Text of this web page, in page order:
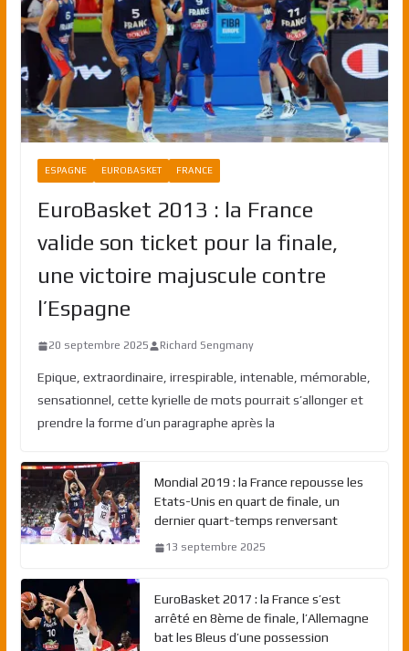
ESPAGNE EUROBASKET FRANCE
EuroBasket 2013 : la France
valide son ticket pour la finale,
une victoire majuscule contre
l’Espagne
20 septembre 2025 Richard Sengmany
Epique, extraordinaire, irrespirable, intenable, mémorable,
sensationnel, cette kyrielle de mots pourrait s’allonger et
prendre la forme d’un paragraphe après la
Mondial 2019 : la France repousse les
Etats-Unis en quart de finale, un
dernier quart-temps renversant
13 septembre 2025
EuroBasket 2017 : la France s’est
arrêté en 8ème de finale, l’Allemagne
bat les Bleus d’une possession